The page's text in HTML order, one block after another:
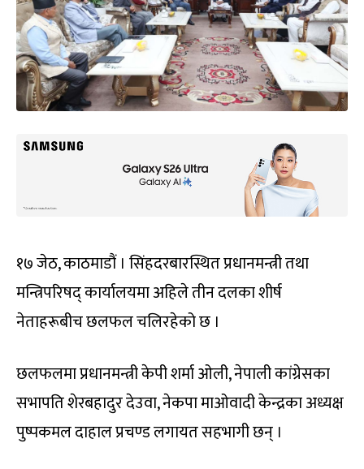
१७ जेठ, काठमाडौं । सिंहदरबारस्थित प्रधानमन्त्री तथा
मन्त्रिपरिषद् कार्यालयमा अहिले तीन दलका शीर्ष
नेताहरूबीच छलफल चलिरहेको छ ।
छलफलमा प्रधानमन्त्री केपी शर्मा ओली, नेपाली कांग्रेसका
सभापति शेरबहादुर देउवा, नेकपा माओवादी केन्द्रका अध्यक्ष
पुष्पकमल दाहाल प्रचण्ड लगायत सहभागी छन् ।